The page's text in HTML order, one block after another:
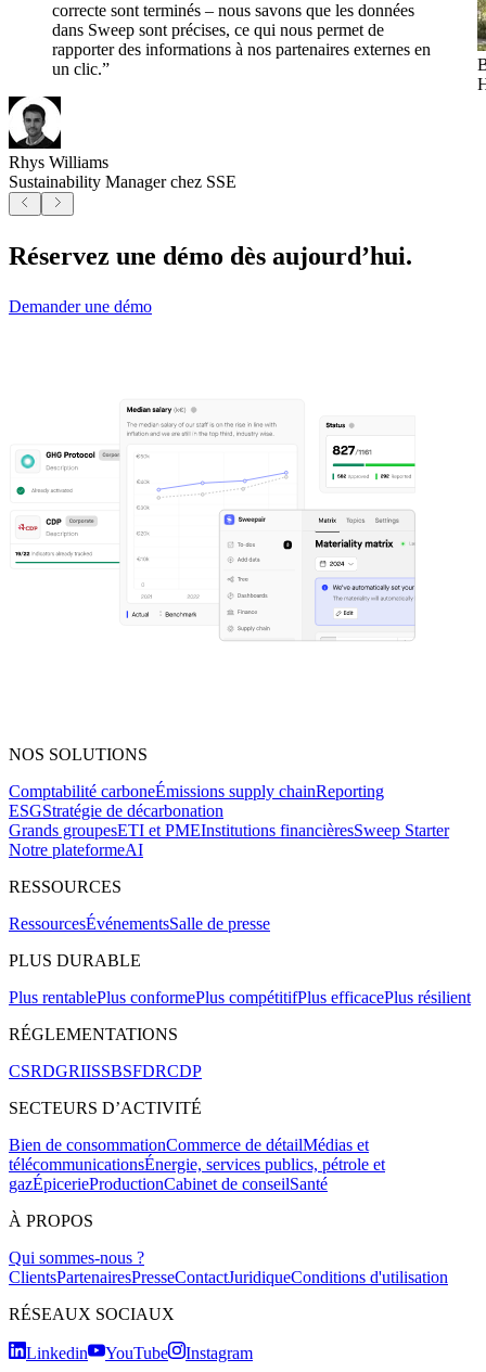
correcte sont terminés – nous savons que les données
dans Sweep sont précises, ce qui nous permet de
rapporter des informations à nos partenaires externes en
un clic.”
Rhys Williams
Sustainability Manager chez SSE
Réservez une démo dès aujourd’hui.
Demander une démo
NOS SOLUTIONS
Comptabilité carboneÉmissions supply chainReporting
ESGStratégie de décarbonation
Grands groupesETI et PMEInstitutions financièresSweep Starter
Notre plateformeAI
RESSOURCES
RessourcesÉvénementsSalle de presse
PLUS DURABLE
Plus rentablePlus conformePlus compétitifPlus efficacePlus résilient
RÉGLEMENTATIONS
CSRDGRIISSBSFDRCDP
SECTEURS D’ACTIVITÉ
Bien de consommationCommerce de détailMédias et
télécommunicationsÉnergie, services publics, pétrole et
gazÉpicerieProductionCabinet de conseilSanté
À PROPOS
Qui sommes-nous ?
ClientsPartenairesPresseContactJuridiqueConditions d'utilisation
RÉSEAUX SOCIAUX
Linkedin YouTube
Instagram